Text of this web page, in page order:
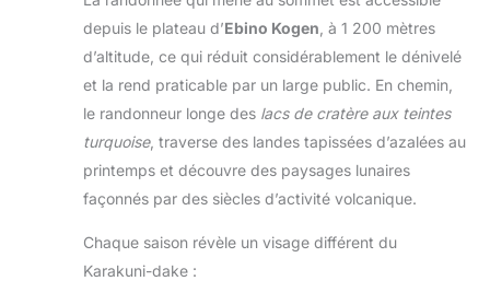
depuis le plateau d’Ebino Kogen , à 1 200 mètres
d’altitude, ce qui réduit considérablement le dénivelé
et la rend praticable par un large public. En chemin,
le randonneur longe des lacs de cratère aux teintes
turquoise, traverse des landes tapissées d’azalées au
printemps et découvre des paysages lunaires
façonnés par des siècles d’activité volcanique.
Chaque saison révèle un visage différent du
Karakuni-dake :